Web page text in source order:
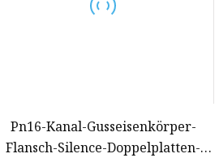
Pn16-Kanal-Gusseisenkörper-
Flansch-Silence-Doppelplatten-